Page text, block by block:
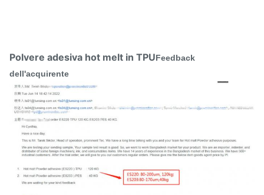
Polvere adesiva hot melt in TPUFeedback
dell'acquirente